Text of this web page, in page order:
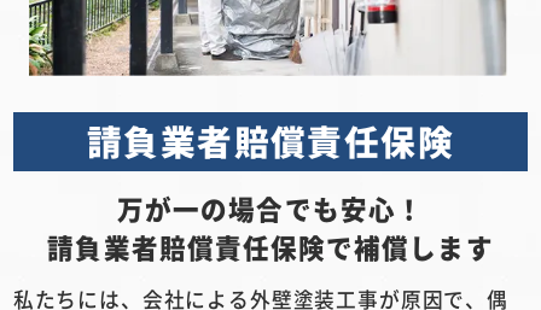
請負業者賠償責任保険
万が一の場合でも安心！
請負業者賠償責任保険で補償します
私たちには、会社による外壁塗装工事が原因で、偶